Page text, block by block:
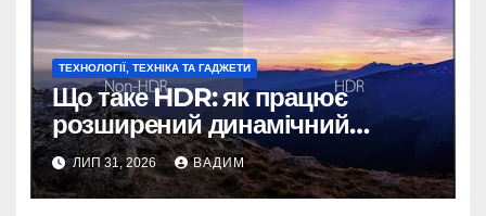
ТЕХНОЛОГІЇ, ТЕХНІКА ТА ГАДЖЕТИ
Що таке HDR: як працює
розширений динамічний
діапазон
ЛИП 31, 2026 ВАДИМ